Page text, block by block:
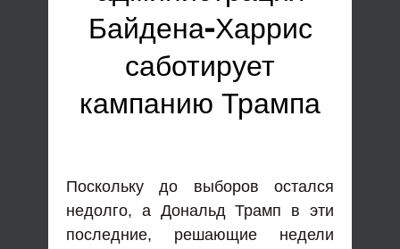
Байдена-Харрис
саботирует
кампанию Трампа
Поскольку до выборов остался
недолго, а Дональд Трамп в эти
последние, решающие недели